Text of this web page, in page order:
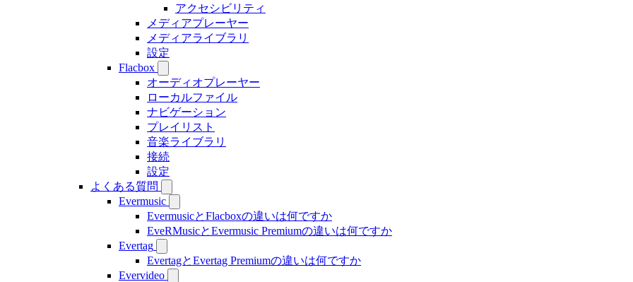
アクセシビリティ
メディアプレーヤー
メディアライブラリ
設定
Flacbox
オーディオプレーヤー
ローカルファイル
ナビゲーション
プレイリスト
音楽ライブラリ
接続
設定
よくある質問
Evermusic
EvermusicとFlacboxの違いは何ですか
EveRMusicとEvermusic Premiumの違いは何ですか
Evertag
EvertagとEvertag Premiumの違いは何ですか
Evervideo